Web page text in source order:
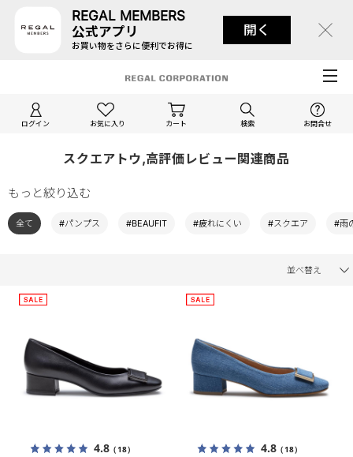
REGAL MEMBERS
公式アプリ
お買い物をさらに便利でお得に
開く
ログイン お気に入り カート 検索 お問合せ
スクエアトウ,高評価レビュー関連商品
もっと絞り込む
全て #パンプス #BEAUFIT #疲れにくい #スクエア #雨
並べ替え
4.8（18） 4.8（18）